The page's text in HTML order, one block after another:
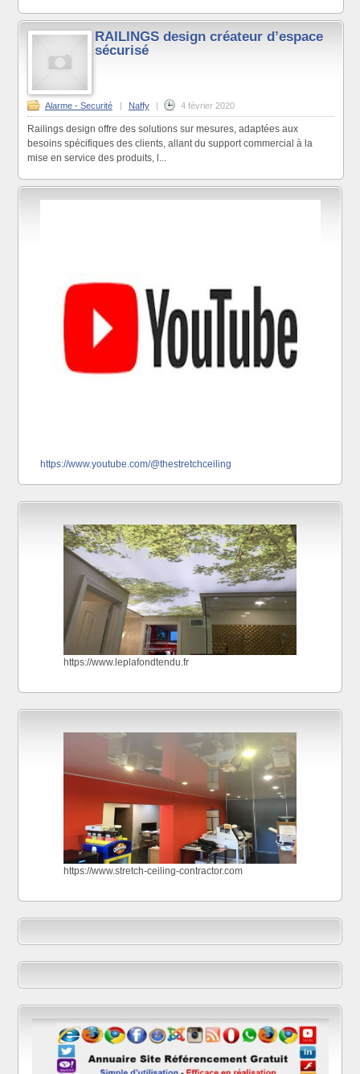
RAILINGS design créateur d’espace
sécurisé
Alarme - Securité Naffy 4 février 2020
Railings design offre des solutions sur mesures, adaptées aux
besoins spécifiques des clients, allant du support commercial à la
mise en service des produits, l...
https://www.youtube.com/@thestretchceiling
https://www.leplafondtendu.fr
https://www.stretch-ceiling-contractor.com